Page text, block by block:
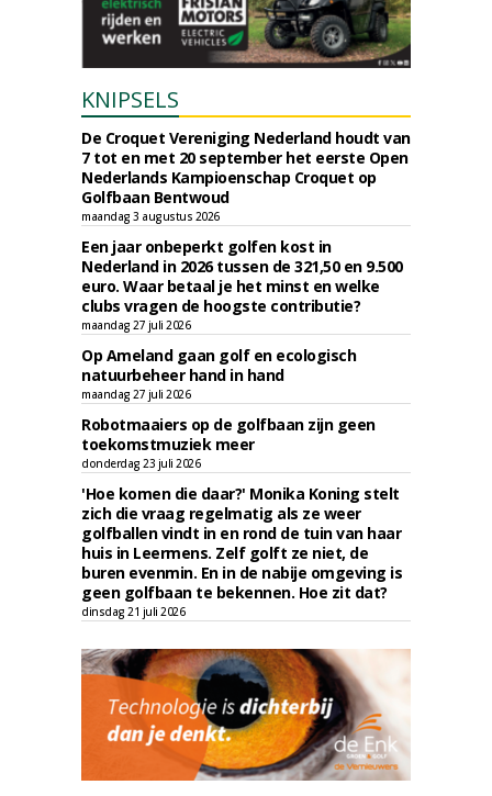
KNIPSELS
De Croquet Vereniging Nederland houdt van
7 tot en met 20 september het eerste Open
Nederlands Kampioenschap Croquet op
Golfbaan Bentwoud
maandag 3 augustus 2026
Een jaar onbeperkt golfen kost in
Nederland in 2026 tussen de 321,50 en 9.500
euro. Waar betaal je het minst en welke
clubs vragen de hoogste contributie?
maandag 27 juli 2026
Op Ameland gaan golf en ecologisch
natuurbeheer hand in hand
maandag 27 juli 2026
Robotmaaiers op de golfbaan zijn geen
toekomstmuziek meer
donderdag 23 juli 2026
'Hoe komen die daar?' Monika Koning stelt
zich die vraag regelmatig als ze weer
golfballen vindt in en rond de tuin van haar
huis in Leermens. Zelf golft ze niet, de
buren evenmin. En in de nabije omgeving is
geen golfbaan te bekennen. Hoe zit dat?
dinsdag 21 juli 2026